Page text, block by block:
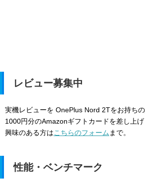
レビュー募集中
実機レビューを OnePlus Nord 2Tをお持ちの
1000円分のAmazonギフトカードを差し上げ
興味のある方はこちらのフォーム まで。
性能・ベンチマーク